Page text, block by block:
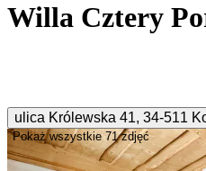
Willa Cztery
ulica Królewska 41, 34-511
Pokaż wszystkie 71 zdjęć